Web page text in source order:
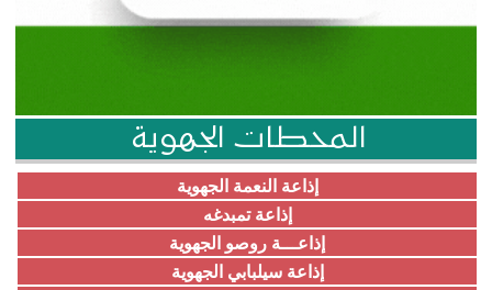
المحطات الجهوية
إذاعة النعمة الجهوية
إذاعة تمبدغه
إذاعـــة روصو الجهوية
إذاعة سيلبابي الجهوية